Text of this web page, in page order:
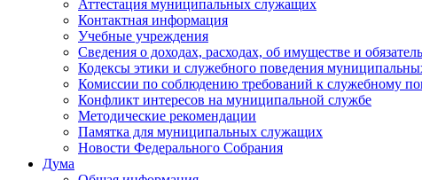
Аттестация муниципальных служащих
Контактная информация
Учебные учреждения
Сведения о доходах, расходах, об имуществе и
Кодексы этики и служебного поведения
Комиссии по соблюдению требований к служебному
Конфликт интересов на муниципальной службе
Методические рекомендации
Памятка для муниципальных служащих
Новости Федерального Cобрания
Дума